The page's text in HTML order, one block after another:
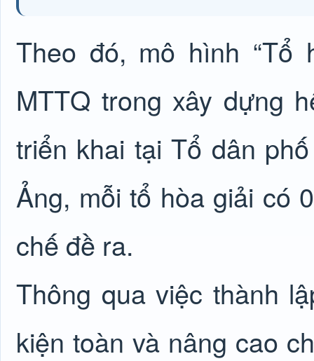
Theo đó, mô hình
MTTQ trong xây dựng
triển khai tại Tổ dân
Ảng, mỗi tổ hòa giải có
chế đề ra.
Thông qua việc thành
kiện toàn và nâng cao